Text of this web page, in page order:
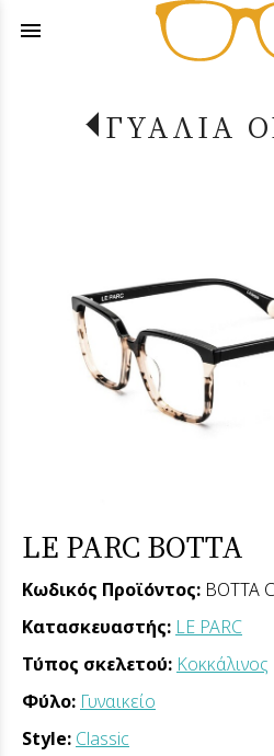
menu
ΓΥΑΛΙΑ
LE PARC BOTTA
Κωδικός Προϊόντος: BOTTA
Κατασκευαστής: LE PARC
Τύπος σκελετού: Κοκκάλινος
Φύλο: Γυναικείο
Style: Classic